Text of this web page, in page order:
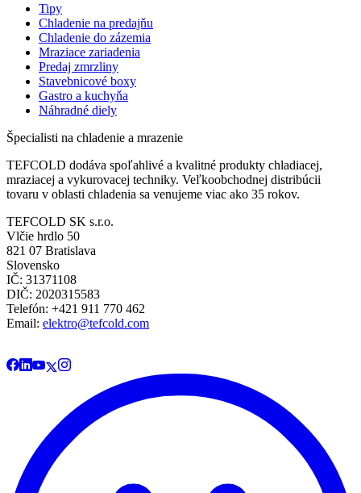
Tipy
Chladenie na predajňu
Chladenie do zázemia
Mraziace zariadenia
Predaj zmrzliny
Stavebnicové boxy
Gastro a kuchyňa
Náhradné diely
Špecialisti na chladenie a mrazenie
TEFCOLD dodáva spoľahlivé a kvalitné produkty chladiacej,
mraziacej a vykurovacej techniky. Veľkoobchodnej distribúcii
tovaru v oblasti chladenia sa venujeme viac ako 35 rokov.
TEFCOLD SK s.r.o.
Vlčie hrdlo 50
821 07 Bratislava
Slovensko
IČ: 31371108
DIČ: 2020315583
Telefón: +421 911 770 462
Email: elektro@tefcold.com